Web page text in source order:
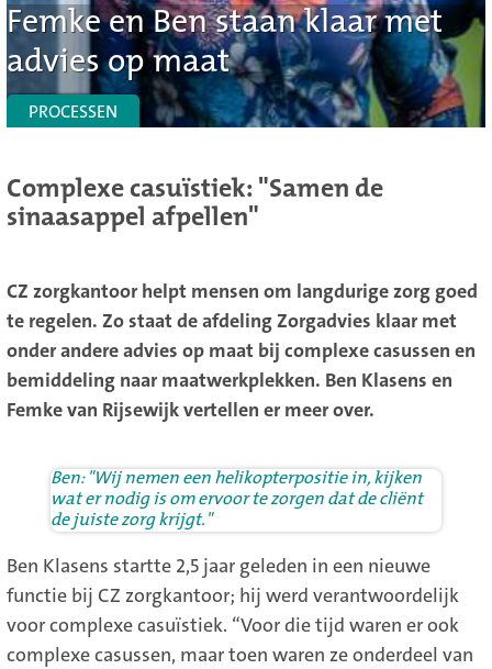
Femke en Ben staan klaar met
advies op maat
PROCESSEN
Complexe casuïstiek: "Samen de
sinaasappel afpellen"
CZ zorgkantoor helpt mensen om langdurige zorg goed
te regelen. Zo staat de afdeling Zorgadvies klaar met
onder andere advies op maat bij complexe casussen en
bemiddeling naar maatwerkplekken. Ben Klasens en
Femke van Rijsewijk vertellen er meer over.
Ben: "Wij nemen een helikopterpositie in, kijken
wat er nodig is om ervoor te zorgen dat de cliënt
de juiste zorg krijgt."
Ben Klasens startte 2,5 jaar geleden in een nieuwe
functie bij CZ zorgkantoor; hij werd verantwoordelijk
voor complexe casuïstiek. “Voor die tijd waren er ook
complexe casussen, maar toen waren ze onderdeel van